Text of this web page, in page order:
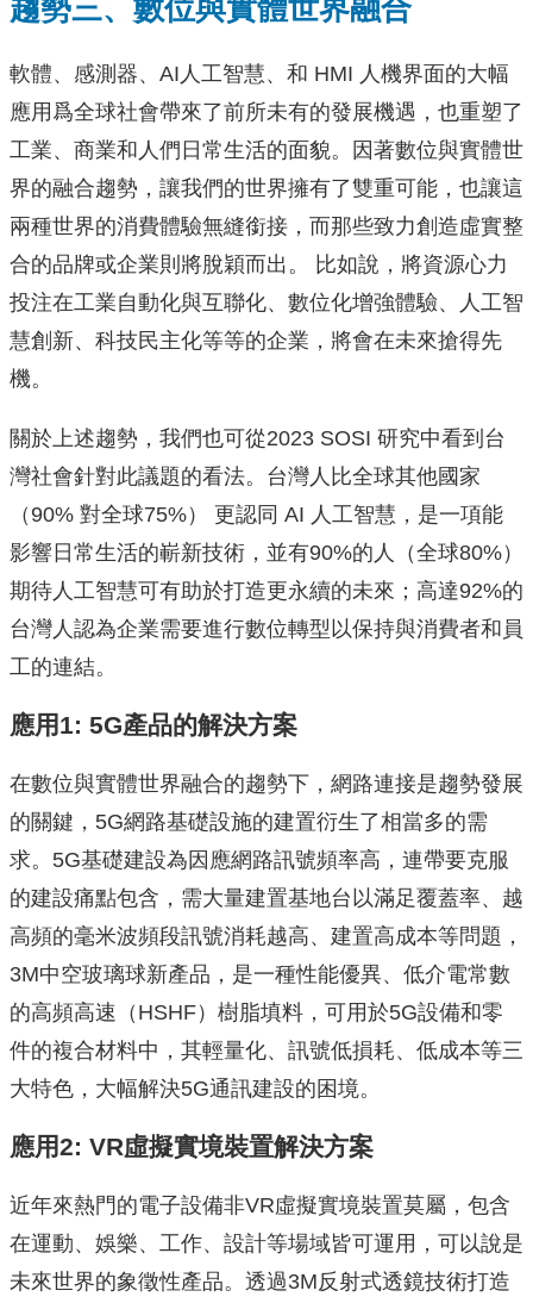
趨勢三、數位與實體世界融合
軟體、感測器、AI人工智慧、和 HMI 人機界面的大幅
應用爲全球社會帶來了前所未有的發展機遇，也重塑了
工業、商業和人們日常生活的面貌。因著數位與實體世
界的融合趨勢，讓我們的世界擁有了雙重可能，也讓這
兩種世界的消費體驗無縫銜接，而那些致力創造虛實整
合的品牌或企業則將脫穎而出。 比如說，將資源心力
投注在工業自動化與互聯化、數位化增強體驗、人工智
慧創新、科技民主化等等的企業，將會在未來搶得先
機。
關於上述趨勢，我們也可從2023 SOSI 研究中看到台
灣社會針對此議題的看法。台灣人比全球其他國家
（90% 對全球75%） 更認同 AI 人工智慧，是一項能
影響日常生活的嶄新技術，並有90%的人（全球80%）
期待人工智慧可有助於打造更永續的未來；高達92%的
台灣人認為企業需要進行數位轉型以保持與消費者和員
工的連結。
應用1: 5G產品的解決方案
在數位與實體世界融合的趨勢下，網路連接是趨勢發展
的關鍵，5G網路基礎設施的建置衍生了相當多的需
求。5G基礎建設為因應網路訊號頻率高，連帶要克服
的建設痛點包含，需大量建置基地台以滿足覆蓋率、越
高頻的毫米波頻段訊號消耗越高、建置高成本等問題，
3M中空玻璃球新產品，是一種性能優異、低介電常數
的高頻高速（HSHF）樹脂填料，可用於5G設備和零
件的複合材料中，其輕量化、訊號低損耗、低成本等三
大特色，大幅解決5G通訊建設的困境。
應用2: VR虛擬實境裝置解決方案
近年來熱門的電子設備非VR虛擬實境裝置莫屬，包含
在運動、娛樂、工作、設計等場域皆可運用，可以說是
未來世界的象徵性產品。透過3M反射式透鏡技術打造